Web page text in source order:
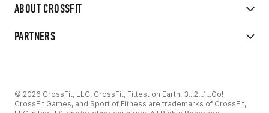
ABOUT CROSSFIT
PARTNERS
© 2026 CrossFit, LLC. CrossFit, Fittest on Earth, 3...2...1...Go!
CrossFit Games, and Sport of Fitness are trademarks of CrossFit,